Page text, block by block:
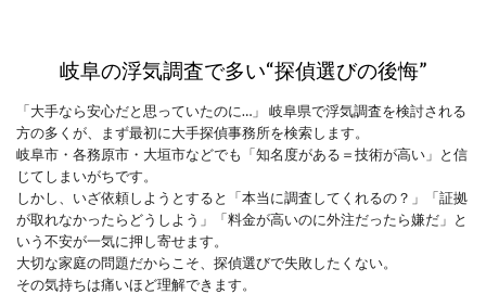
岐阜の浮気調査で多い“探偵選びの後悔”
「大手なら安心だと思っていたのに…」 岐阜県で浮気調査を検討される
方の多くが、まず最初に大手探偵事務所を検索します。
岐阜市・各務原市・大垣市などでも「知名度がある＝技術が高い」と信
じてしまいがちです。
しかし、いざ依頼しようとすると「本当に調査してくれるの？」「証拠
が取れなかったらどうしよう」「料金が高いのに外注だったら嫌だ」と
いう不安が一気に押し寄せます。
大切な家庭の問題だからこそ、探偵選びで失敗したくない。
その気持ちは痛いほど理解できます。